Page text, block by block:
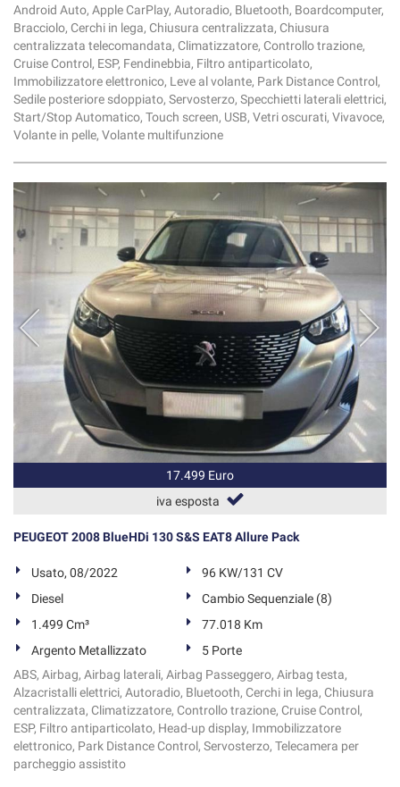
Android Auto, Apple CarPlay, Autoradio, Bluetooth, Boardcomputer,
Bracciolo, Cerchi in lega, Chiusura centralizzata, Chiusura
centralizzata telecomandata, Climatizzatore, Controllo trazione,
Cruise Control, ESP, Fendinebbia, Filtro antiparticolato,
Immobilizzatore elettronico, Leve al volante, Park Distance Control,
Sedile posteriore sdoppiato, Servosterzo, Specchietti laterali elettrici,
Start/Stop Automatico, Touch screen, USB, Vetri oscurati, Vivavoce,
Volante in pelle, Volante multifunzione
17.499 Euro
iva esposta
PEUGEOT 2008 BlueHDi 130 S&S EAT8 Allure Pack
Usato, 08/2022
96 KW/131 CV
Diesel
Cambio Sequenziale (8)
1.499 Cm³
77.018 Km
Argento Metallizzato
5 Porte
ABS, Airbag, Airbag laterali, Airbag Passeggero, Airbag testa,
Alzacristalli elettrici, Autoradio, Bluetooth, Cerchi in lega, Chiusura
centralizzata, Climatizzatore, Controllo trazione, Cruise Control,
ESP, Filtro antiparticolato, Head-up display, Immobilizzatore
elettronico, Park Distance Control, Servosterzo, Telecamera per
parcheggio assistito